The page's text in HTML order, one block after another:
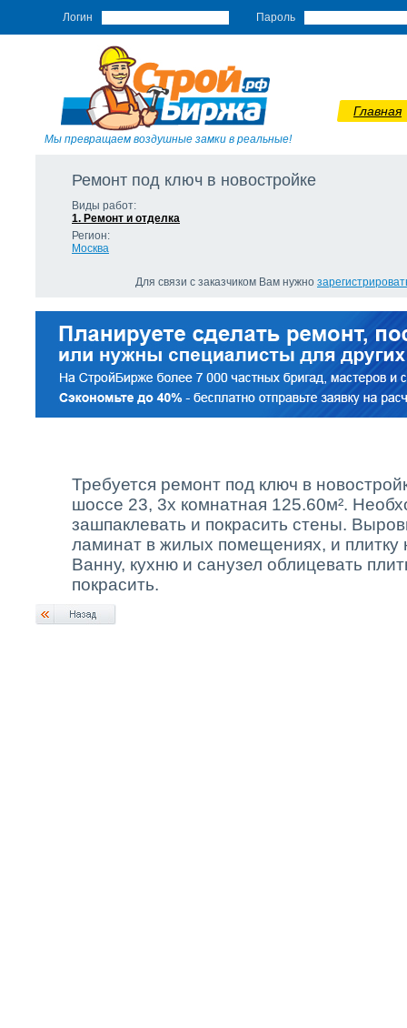
Логин Пароль
Мы превращаем воздушные замки в реальные!
Главная
Ремонт под ключ в новостройке
Виды работ:
1. Ремонт и отделка
Регион:
Москва
Для связи с заказчиком Вам нужно
Требуется ремонт под ключ в
шоссе 23, 3х комнатная 125.60м².
зашпаклевать и покрасить стены.
ламинат в жилых помещениях, и плитку
Ванну, кухню и санузел облицевать
покрасить.